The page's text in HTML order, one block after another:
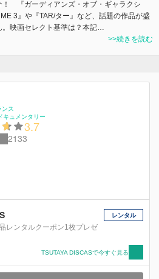
！ 『ガーディアンズ・オブ・ギャラクシ
3』や『TAR/ター』など、話題の作品が盛
。映画セレクト基準は？本記…
>>続きを読む
ンス
キュメンタリー
3.7
2133
レンタルクーポン1枚プレゼ
レンタル
TSUTAYA DISCASで今すぐ見る